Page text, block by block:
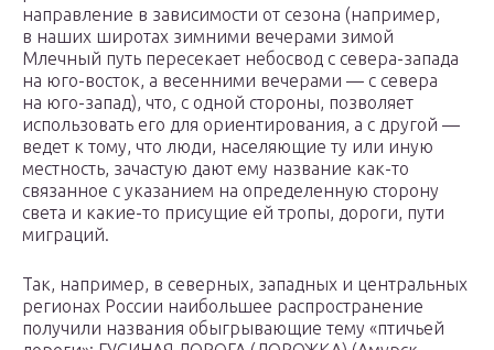
направление в зависимости от сезона (например,
в наших широтах зимними вечерами зимой
Млечный путь пересекает небосвод с севера-запада
на юго-восток, а весенними вечерами — с севера
на юго-запад), что, с одной стороны, позволяет
использовать его для ориентирования, а с другой —
ведет к тому, что люди, населяющие ту или иную
местность, зачастую дают ему название как-то
связанное с указанием на определенную сторону
света и какие-то присущие ей тропы, дороги, пути
миграций.
Так, например, в северных, западных и центральных
регионах России наибольшее распространение
получили названия обыгрывающие тему «птичьей